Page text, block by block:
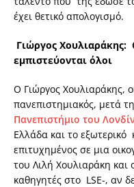
έχει θετικό απολογισμό.
Γιώργος
εμπιστεύονται όλοι
Ο Γιώργος Χουλιαράκης,
πανεπιστημιακός, μετά
Πανεπιστήμιο του
Ελλάδα και το
επιτυχημένος σε μια
του Λιλή Χουλιαράκη
καθηγητές στο LSE-, αν